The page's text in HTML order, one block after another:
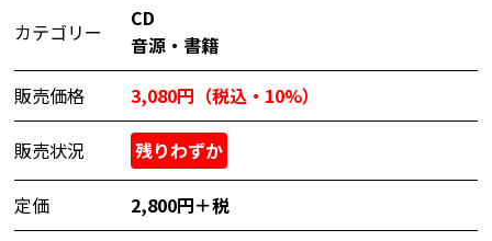
カテゴリー
CD
音源・書籍
販売価格
3,080円（税込・10%）
販売状況 残りわずか
定価
2,800円＋税